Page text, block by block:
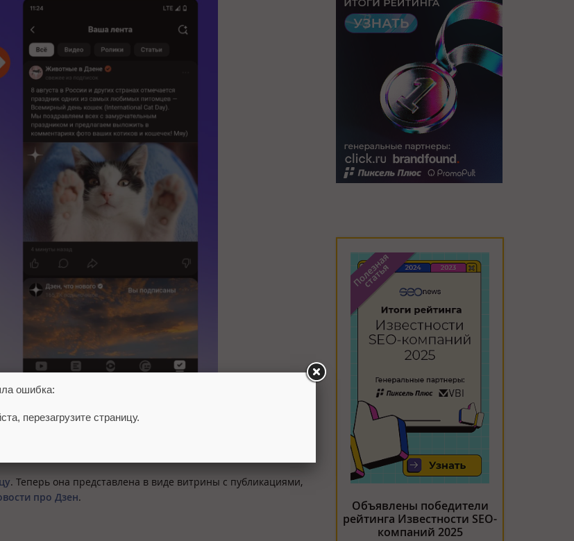
и в мобильном приложении Дзен для Android, а скоро
. Теперь она представлена в виде витрины с публикациями,
про Дзен.
Объявлены победители
рейтинга Известности SEO-
компаний 2025
ошибка:
перезагрузите страницу.